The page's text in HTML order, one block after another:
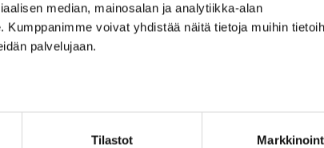
median, mainosalan ja analytiikka-alan
voivat yhdistää näitä tietoja muihin
palvelujaan.
Tilastot
Tallenteet Tapahtumat Töihin Seinäjoelle
Yritysrahoitus